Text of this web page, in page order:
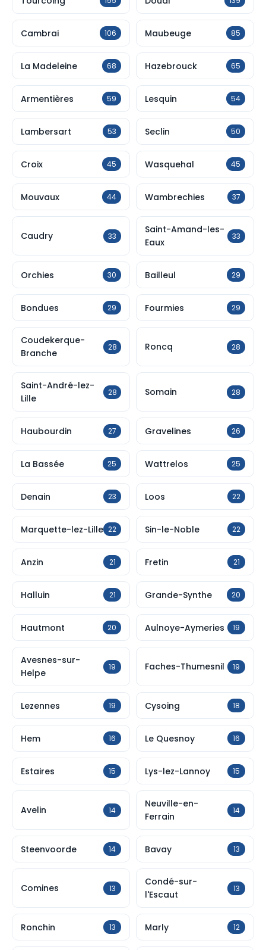
Cambrai 106 Maubeuge 85
La Madeleine 68 Hazebrouck 65
Armentières 59 Lesquin 54
Lambersart 53 Seclin 50
Croix 45 Wasquehal 45
Mouvaux 44 Wambrechies 37
Caudry 33
Saint-Amand-les-
Eaux
33
Orchies 30 Bailleul 29
Bondues 29 Fourmies 29
Coudekerque-
Branche
28 Roncq 28
Saint-André-lez-
Lille
28 Somain 28
Haubourdin 27 Gravelines 26
La Bassée 25 Wattrelos 25
Denain 23 Loos 22
Marquette-lez-Lille 22 Sin-le-Noble 22
Anzin 21 Fretin 21
Halluin 21 Grande-Synthe 20
Hautmont 20 Aulnoye-Aymeries 19
Avesnes-sur-
Helpe
19 Faches-Thumesnil 19
Lezennes 19 Cysoing 18
Hem 16 Le Quesnoy 16
Estaires 15 Lys-lez-Lannoy 15
Avelin 14
Neuville-en-
Ferrain
14
Steenvoorde 14 Bavay 13
Comines 13
Condé-sur-
l'Escaut
13
Ronchin 13 Marly 12